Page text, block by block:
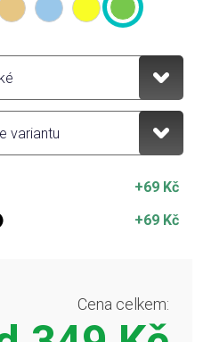
+69 Kč
+69 Kč
Cena celkem: